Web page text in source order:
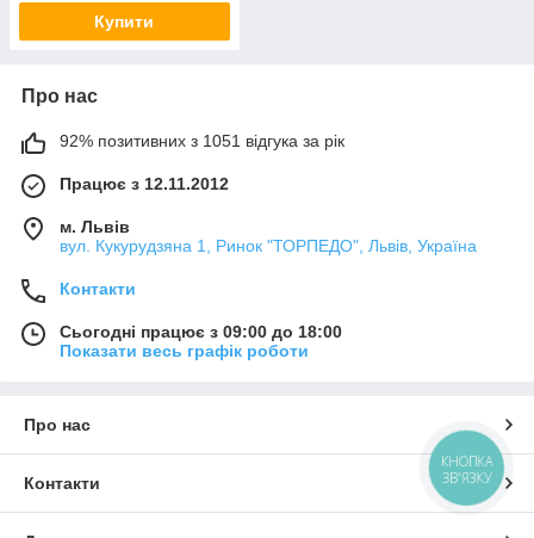
Купити
Про нас
92% позитивних з 1051 відгука за рік
Працює з 12.11.2012
м. Львів
вул. Кукурудзяна 1, Ринок "ТОРПЕДО", Львів, Україна
Контакти
Сьогодні працює з 09:00 до 18:00
Показати весь графік роботи
Про нас
Контакти
КНОПКА
ЗВ'ЯЗКУ